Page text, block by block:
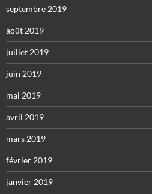
septembre 2019
août 2019
juillet 2019
juin 2019
mai 2019
avril 2019
mars 2019
février 2019
janvier 2019